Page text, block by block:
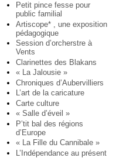
Petit pince fesse pour
public familial
Artiscope* , une exposition
pédagogique
Session d’orcherstre à
Vents
Clarinettes des Blakans
« La Jalousie »
Chroniques d’Aubervilliers
L’art de la caricature
Carte culture
« Salle d’éveil »
P’tit bal des régions
d’Europe
« La Fille du Cannibale »
L’Indépendance au présent